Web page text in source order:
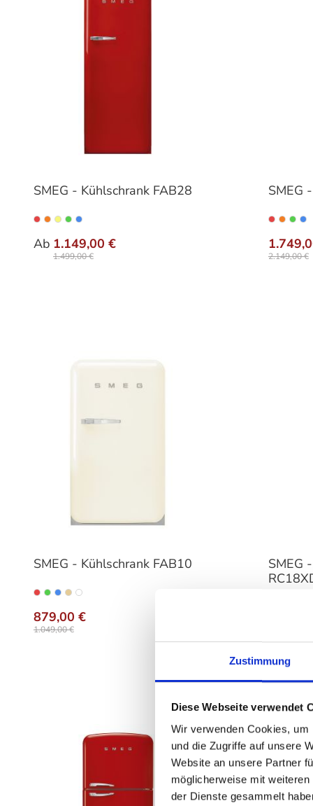
Zustimmung
Diese Webseite verwendet
Wir verwenden Cookies,
und die Zugriffe auf unsere
Website an unsere Partner
möglicherweise mit
der Dienste gesammelt
SMEG - Kühlschrank FAB28
Ab 1.149,00 €
1.499,00 €
SMEG
2.149,00 €
SMEG - Kühlschrank FAB10
879,00 €
1.049,00 €
SMEG